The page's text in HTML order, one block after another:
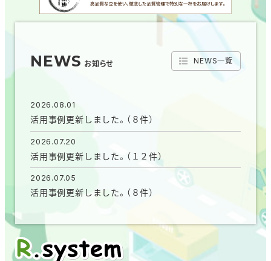
NEWS お知らせ NEWS一覧
2026.08.01
活用事例更新しました。（８件）
2026.07.20
活用事例更新しました。（１２件）
2026.07.05
活用事例更新しました。（８件）